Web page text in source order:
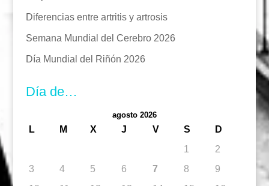
Diferencias entre artritis y artrosis
Semana Mundial del Cerebro 2026
Día Mundial del Riñón 2026
Día de…
agosto 2026
L M X J V S
D
1
2
3
4 5 6 7 8
9